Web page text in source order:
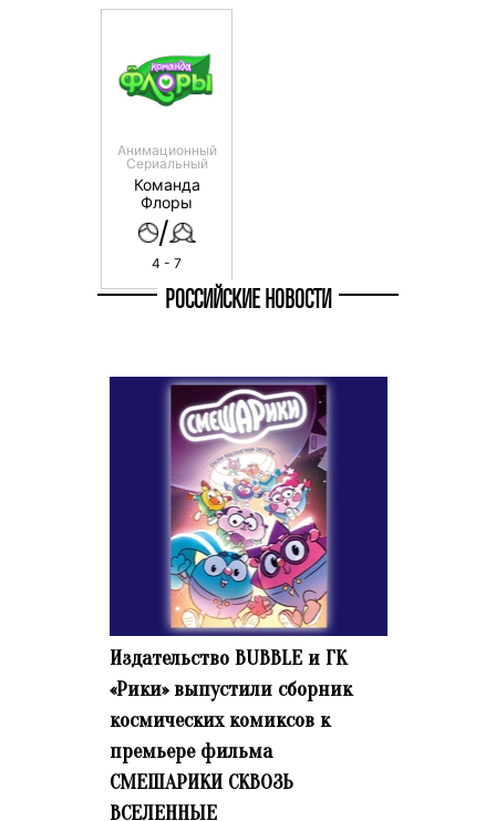
Анимационный
Сериальный
Команда
Флоры
/
4 - 7
РОССИЙСКИЕ НОВОСТИ
Издательство BUBBLE и ГК
«Рики» выпустили сборник
космических комиксов к
премьере фильма
СМЕШАРИКИ СКВОЗЬ
ВСЕЛЕННЫЕ